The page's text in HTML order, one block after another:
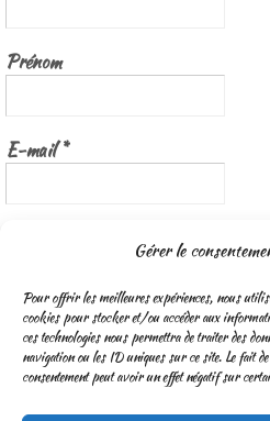
Gérer le
Pour offrir les meilleures expériences, nous
cookies pour stocker et/ou accéder aux
ces technologies nous permettra de traiter des
navigation ou les ID uniques sur ce site. Le fait
consentement peut avoir un effet négatif sur
Prénom
E-mail*
Nous gardons vos données privées et
tierces parties qui rendent ce service
confidentialité